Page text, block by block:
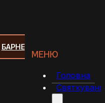
БАРНЕ
МЕНЮ
Головна